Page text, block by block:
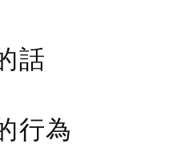
話
行為